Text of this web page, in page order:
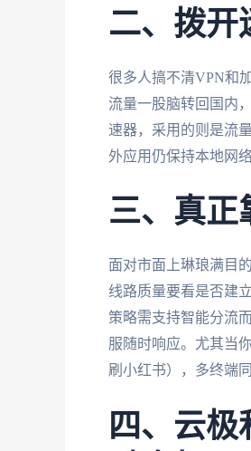
二、拨开
很多人搞不清VPN和
流量一股脑转回国内
速器，采用的则是流
外应用仍保持本地网
三、真正
面对市面上琳琅满目
线路质量要看是否建
策略需支持智能分流
服随时响应。尤其当
刷小红书），多终端
四、云